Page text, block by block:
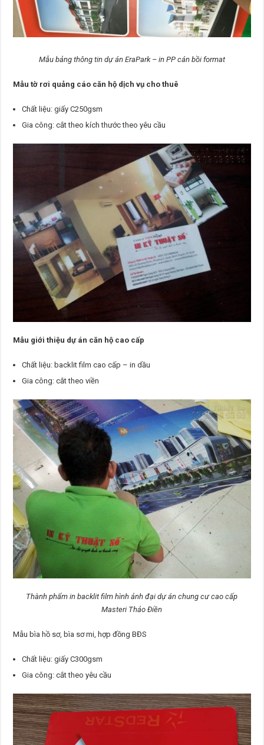
Mẫu bảng thông tin dự án EraPark – in PP cán bồi format
Mẫu tờ rơi quảng cáo căn hộ dịch vụ cho thuê
Chất liệu: giấy C250gsm
Gia công: cắt theo kích thước theo yêu cầu
Mẫu giới thiệu dự án căn hộ cao cấp
Chất liệu: backlit film cao cấp – in dầu
Gia công: cắt theo viền
Thành phẩm in backlit film hình ảnh đại dự án chung cư cao cấp
Masteri Thảo Điền
Mẫu bìa hồ sơ, bìa sơ mi, hợp đồng BĐS
Chất liệu: giấy C300gsm
Gia công: cắt theo yêu cầu